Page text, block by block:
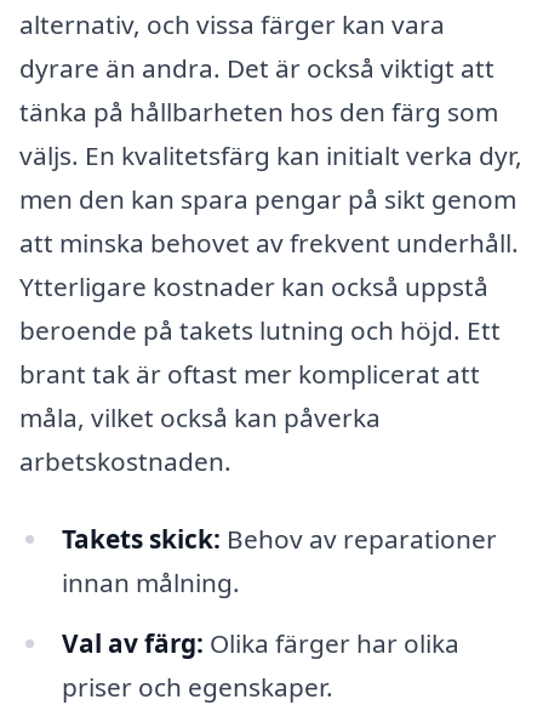
alternativ, och vissa färger kan vara
dyrare än andra. Det är också viktigt att
tänka på hållbarheten hos den färg som
väljs. En kvalitetsfärg kan initialt verka dyr,
men den kan spara pengar på sikt genom
att minska behovet av frekvent underhåll.
Ytterligare kostnader kan också uppstå
beroende på takets lutning och höjd. Ett
brant tak är oftast mer komplicerat att
måla, vilket också kan påverka
arbetskostnaden.
Takets skick: Behov av reparationer
innan målning.
Val av färg: Olika färger har olika
priser och egenskaper.